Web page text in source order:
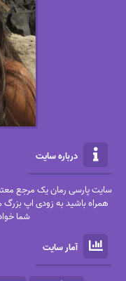
درباره سایت
سایت پارسی رمان یک مرجع
همراه باشید به زودی اپ
شما
آمار سایت